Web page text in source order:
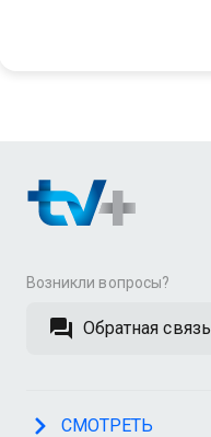
Возникли вопросы?
Обратная связь
СМОТРЕТЬ